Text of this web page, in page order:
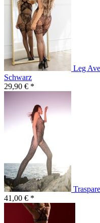
Leg
Schwarz
29,90 € *
41,00 € *